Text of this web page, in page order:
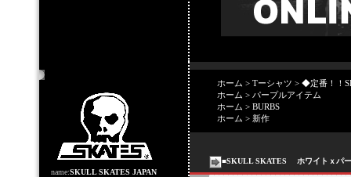
name:SKULL SKATES JAPAN
ホーム > Tーシャツ > ◆定番！！
ホーム > パープルアイテム
ホーム > BURBS
ホーム > 新作
■SKULL SKATES ホワイトｘパ